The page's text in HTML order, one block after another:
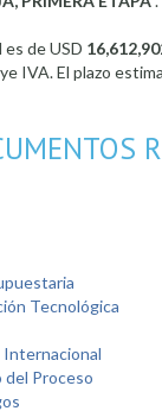
de USD
IVA. El plazo
Tecnológica
Internacional
del Proceso